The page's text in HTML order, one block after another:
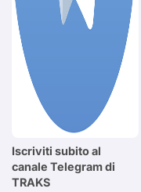
Iscriviti subito al
canale Telegram di
TRAKS